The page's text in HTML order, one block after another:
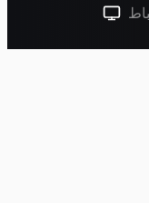
سمة النظام (انقر للفاتحة)